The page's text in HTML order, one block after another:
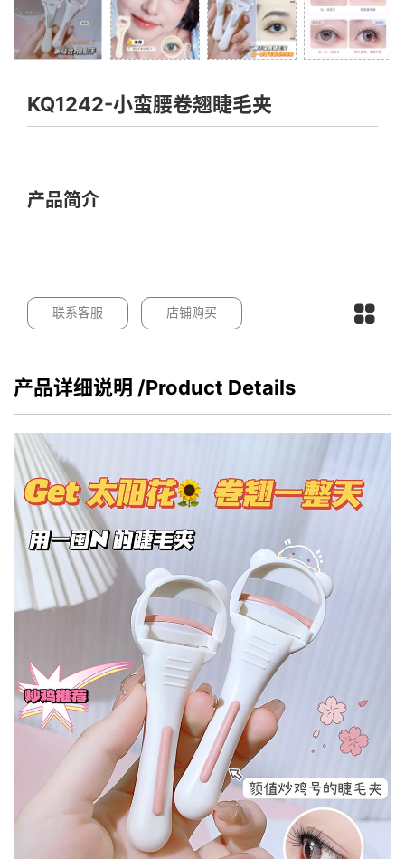
KQ1242-小蛮腰卷翘睫毛夹
产品简介
联系客服 店铺购买
产品详细说明 /Product Details